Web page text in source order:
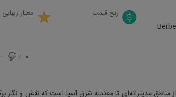
معیار زیبایی رنج قیمت
۰
مناطق مدیترانه‌ای تا معتدله شرق آسیا است که نقش و نگار